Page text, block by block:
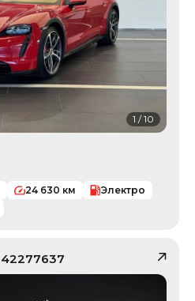
1 /10
24 630 км
Электро
42277637